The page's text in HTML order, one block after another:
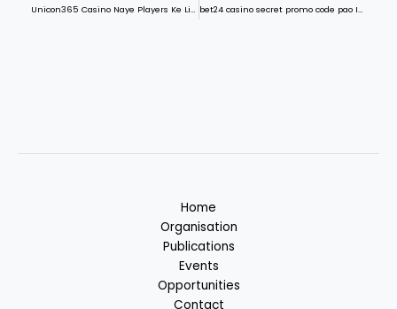
Unicon365 Casino Naye Players Ke Liye Bonus Bina Deposit IN: The Cold Math Behind the Flashy Claim bet24 casino secret promo code pao India exposed: why the “gift” is just a math trick
Home
Organisation
Publications
Events
Opportunities
Contact